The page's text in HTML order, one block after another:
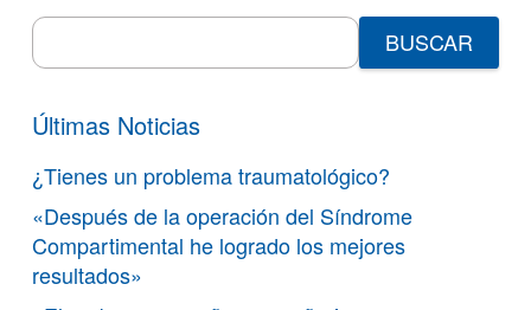
Search
for:
Últimas Noticias
¿Tienes un problema traumatológico?
«Después de la operación del Síndrome
Compartimental he logrado los mejores
resultados»